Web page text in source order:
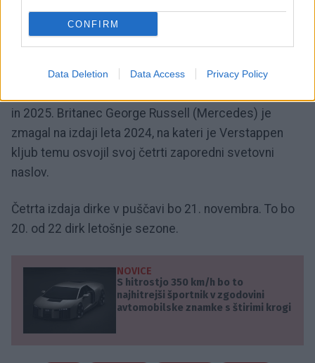
CONFIRM
Data Deletion Data Access Privacy Policy
zadnjih letih, krepi našo dolgoročno zavezanost temu
pomembnemu trgu."
Nizozemec Max Verstappen (Red Bull) je zmagal na
in 2025. Britanec George Russell (Mercedes) je
zmagal na izdaji leta 2024, na kateri je Verstappen
kljub temu osvojil svoj četrti zaporedni svetovni
naslov.
Četrta izdaja dirke v puščavi bo 21. novembra. To bo
20. od 22 dirk letošnje sezone.
NOVICE
S hitrostjo 350 km/h bo to
najhitrejši športnik v zgodovini
avtomobilske znamke s štirimi krogi